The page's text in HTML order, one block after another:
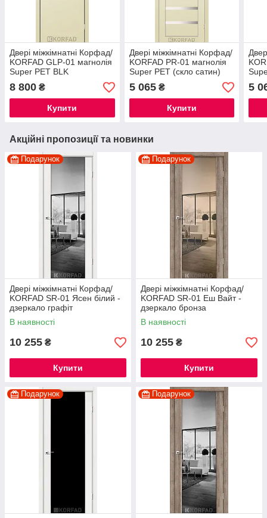
Двері міжкімнатні Корфад/
KORFAD GLP-01 магнолія
Super PET BLK
8 800 ₴
Купити
Двері міжкімнатні Корфад/
KORFAD PR-01 магнолія
Super PET (скло сатин)
5 065₴
Купити
5
Акційні пропозиції та новинки
Подарунок
Двері міжкімнатні Корфад/
KORFAD SR-01 Ясен білий -
дзеркало графіт
В наявності
10 255 ₴
Купити
Подарунок
Двері міжкімнатні Корфад/
KORFAD SR-01 Еш Вайт -
дзеркало бронза
В наявності
10 255 ₴
Купити
Подарунок Подарунок